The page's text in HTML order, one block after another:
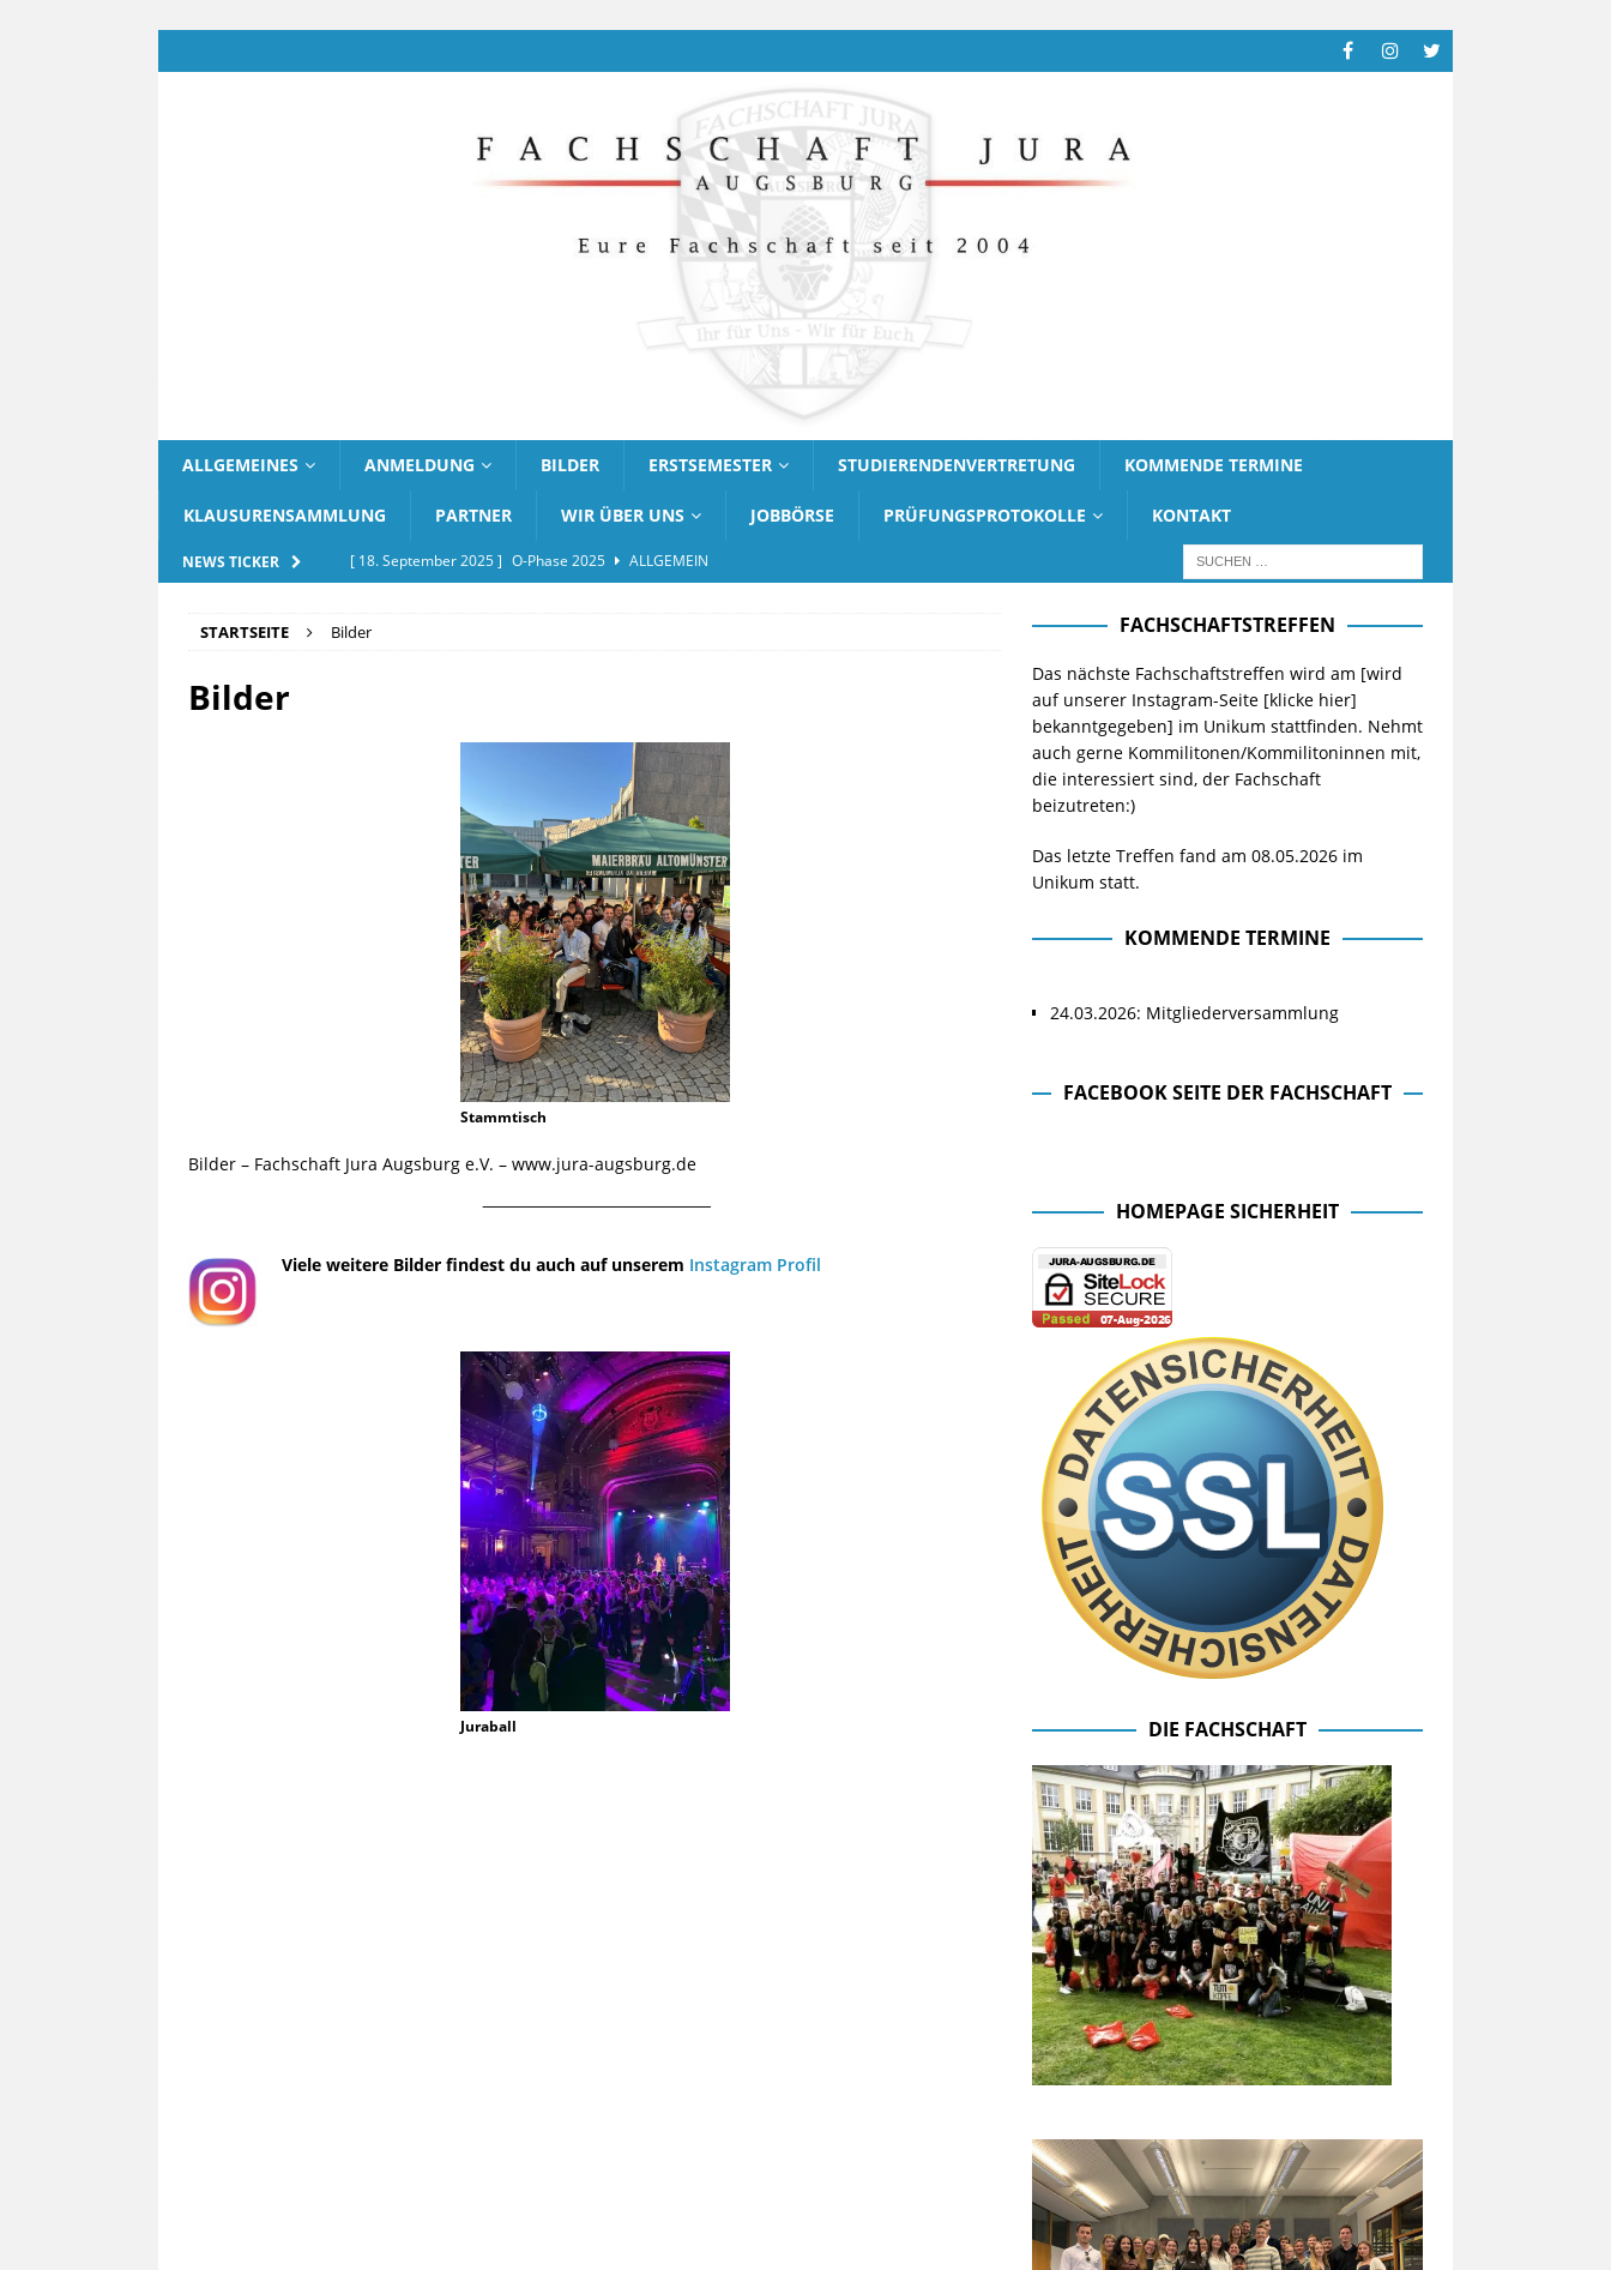
ALLGEMEINES ANMELDUNG BILDER ERSTSEMESTER STUDIERENDENVERTRETUNG KOMMENDE TERMINE
KLAUSURENSAMMLUNG PARTNER WIR ÜBER UNS JOBBÖRSE PRÜFUNGSPROTOKOLLE KONTAKT
NEWS TICKER [ 18. September 2025 ] O-Phase 2025
ALLGEMEIN
[ 20. September 2025 ]
STARTSEITE Bilder
Bilder
Stammtisch
Bilder – Fachschaft Jura Augsburg e.V. – www.jura-augsburg.de
¯¯¯¯¯¯¯¯¯¯¯¯¯¯¯¯¯¯¯¯¯¯¯¯¯¯¯¯¯¯¯¯¯¯¯¯¯¯
Viele weitere Bilder findest du auch auf unserem Instagram Profil
Juraball
FACHSCHAFTSTREFFEN
Das nächste Fachschaftstreffen wird am [wird
auf unserer Instagram-Seite [klicke hier]
bekanntgegeben] im Unikum stattfinden. Nehmt
auch gerne Kommilitonen/Kommilitoninnen mit,
die interessiert sind, der Fachschaft
beizutreten:)
Das letzte Treffen fand am 08.05.2026 im
Unikum statt.
KOMMENDE TERMINE
24.03.2026: Mitgliederversammlung
FACEBOOK SEITE DER FACHSCHAFT
HOMEPAGE SICHERHEIT
DIE FACHSCHAFT